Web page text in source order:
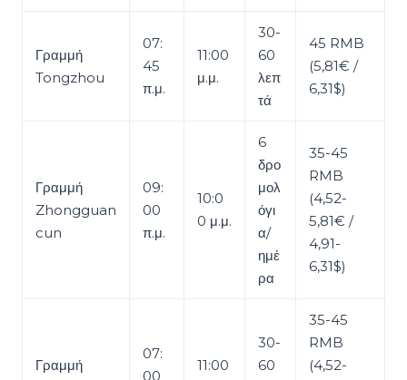
Γραμμή
Tongzhou
07:
45
π.μ.
11:00
μ.μ.
30-
60
λεπ
τά
45 RMB
(5,81€ /
6,31$)
Γραμμή
Zhongguan
cun
09:
00
π.μ.
10:0
0 μ.μ.
6
δρο
μολ
όγι
α/
ημέ
ρα
35-45
RMB
(4,52-
5,81€ /
4,91-
6,31$)
Γραμμή
07:
00
11:00
30-
60
35-45
RMB
(4,52-